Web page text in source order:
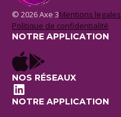
© 2026 Axe 3Mentions legales
Politique de confidentialité
NOTRE APPLICATION
NOS RÉSEAUX
LinkedIn
NOTRE APPLICATION